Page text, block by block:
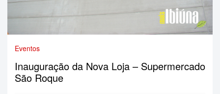
Eventos
Inauguração da Nova Loja – Supermercado
São Roque